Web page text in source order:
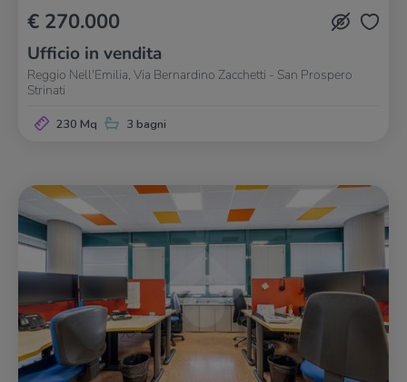
€ 270.000
Ufficio in vendita
Reggio Nell'Emilia, Via Bernardino Zacchetti - San Prospero
Strinati
230 Mq 3 bagni